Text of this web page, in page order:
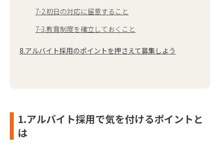
7-2.初日の対応に留意すること
7-3.教育制度を確立しておくこと
8.アルバイト採用のポイントを押さえて募集しよう
1.アルバイト採用で気を付けるポイントと
は